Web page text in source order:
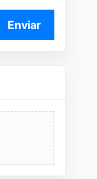
Enviar